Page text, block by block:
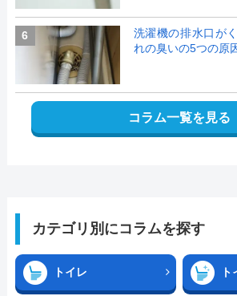
6
洗濯機の排水口が
れの臭いの5つの原
コラム一覧を見る
カテゴリ別にコラムを探す
トイレ